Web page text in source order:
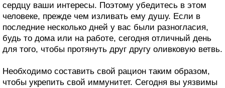
сердцу ваши интересы. Поэтому убедитесь в этом
человеке, прежде чем изливать ему душу. Если в
последние несколько дней у вас были разногласия,
будь то дома или на работе, сегодня отличный день
для того, чтобы протянуть друг другу оливковую ветвь.
Необходимо составить свой рацион таким образом,
чтобы укрепить свой иммунитет. Сегодня вы уязвимы